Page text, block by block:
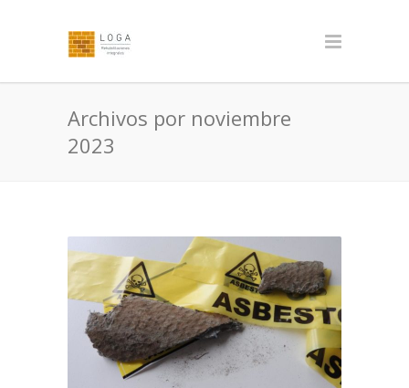
Archivos por noviembre
2023